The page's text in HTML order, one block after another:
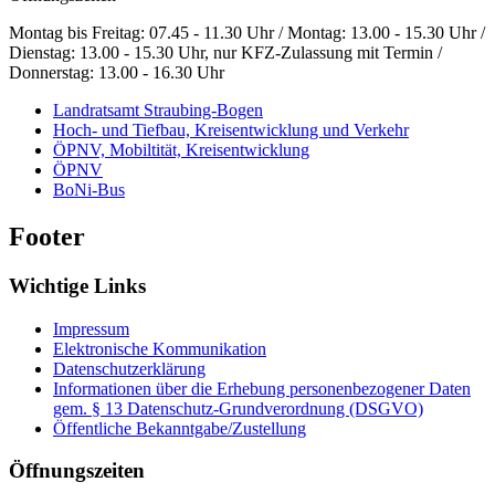
Montag bis Freitag: 07.45 - 11.30 Uhr / Montag: 13.00 - 15.30 Uhr /
Dienstag: 13.00 - 15.30 Uhr, nur KFZ-Zulassung mit Termin /
Donnerstag: 13.00 - 16.30 Uhr
Landratsamt Straubing-Bogen
Hoch- und Tiefbau, Kreisentwicklung und Verkehr
ÖPNV, Mobiltität, Kreisentwicklung
ÖPNV
BoNi-Bus
Footer
Wichtige Links
Impressum
Elektronische Kommunikation
Datenschutzerklärung
Informationen über die Erhebung personenbezogener Daten
gem. § 13 Datenschutz-Grundverordnung (DSGVO)
Öffentliche Bekanntgabe/Zustellung
Öffnungszeiten